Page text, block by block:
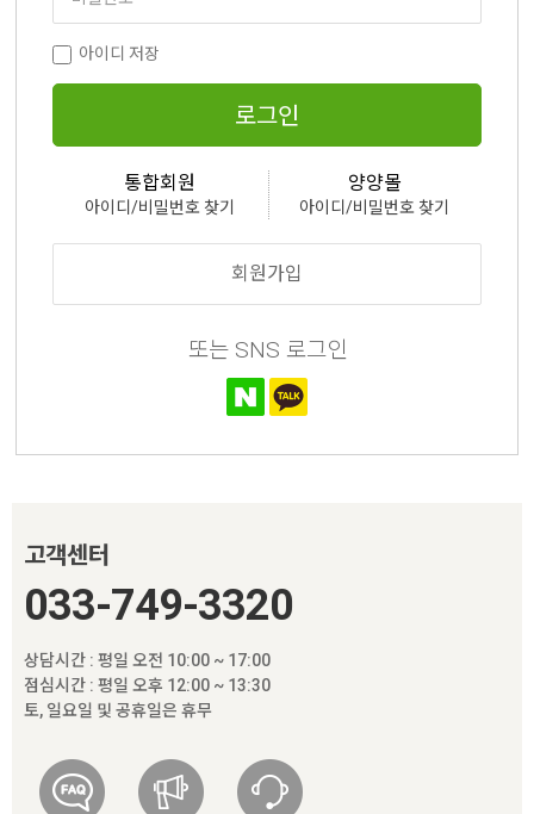
아이디 저장
로그인
통합회원
아이디/비밀번호 찾기
양양몰
아이디/비밀번호 찾기
회원가입
또는 SNS 로그인
고객센터
033-749-3320
상담시간 : 평일 오전 10:00 ~ 17:00
점심시간 : 평일 오후 12:00 ~ 13:30
토, 일요일 및 공휴일은 휴무